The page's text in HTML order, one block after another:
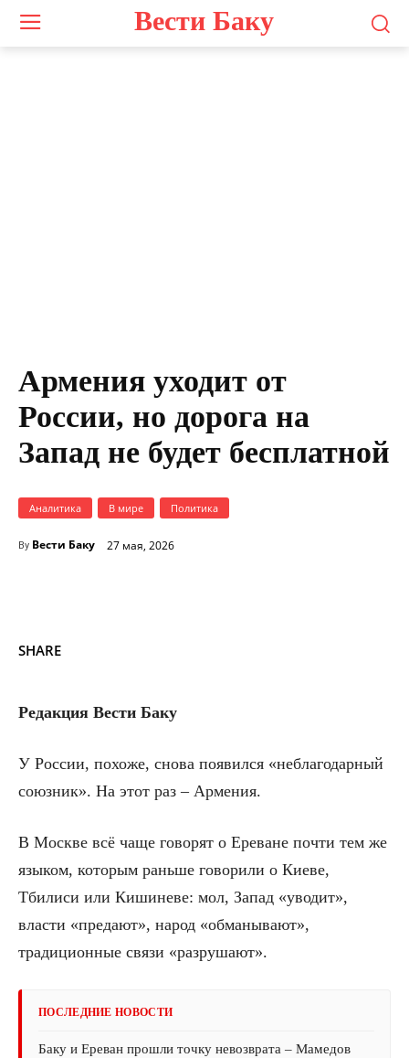
Вести Баку
Армения уходит от
России, но дорога на
Запад не будет бесплатной
Аналитика В мире Политика
By Вести Баку 27 мая, 2026
SHARE
Редакция Вести Баку
У России, похоже, снова появился «неблагодарный
союзник». На этот раз – Армения.
В Москве всё чаще говорят о Ереване почти тем же
языком, которым раньше говорили о Киеве,
Тбилиси или Кишиневе: мол, Запад «уводит»,
власти «предают», народ «обманывают»,
традиционные связи «разрушают».
ПОСЛЕДНИЕ НОВОСТИ
Баку и Ереван прошли точку невозврата – Мамедов